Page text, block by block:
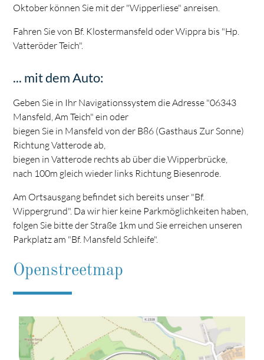
Oktober können Sie mit der "Wipperliese" anreisen.
Fahren Sie von Bf. Klostermansfeld oder Wippra bis "Hp.
Vatteröder Teich".
... mit dem Auto:
Geben Sie in Ihr Navigationssystem die Adresse "06343
Mansfeld, Am Teich" ein oder
biegen Sie in Mansfeld von der B86 (Gasthaus Zur Sonne)
Richtung Vatterode ab,
biegen in Vatterode rechts ab über die Wipperbrücke,
nach 100m gleich wieder links Richtung Biesenrode.
Am Ortsausgang befindet sich bereits unser "Bf.
Wippergrund". Da wir hier keine Parkmöglichkeiten haben,
folgen Sie bitte der Straße 1km und Sie erreichen unseren
Parkplatz am "Bf. Mansfeld Schleife".
Openstreetmap